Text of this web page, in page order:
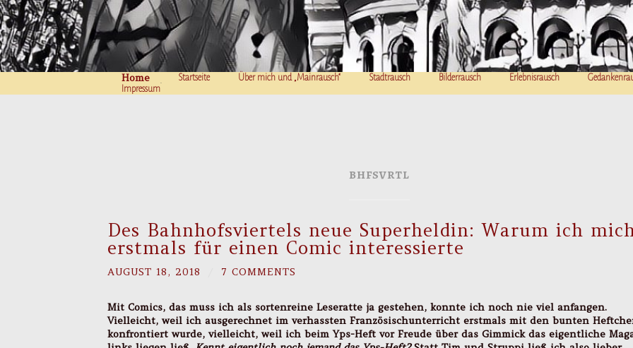
Home Startseite Über mich und „Mainrausch“ Stadtrausch Bilderrausch Erlebnisrausch
Impressum
BHFSVRTL
Des Bahnhofsviertels neue Superheldin: Warum ich
erstmals für einen Comic interessierte
AUGUST 18, 2018 7 COMMENTS
Mit Comics, das muss ich als sortenreine Leseratte ja gestehen, konnte ich noch nie viel anfangen.
Vielleicht, weil ich ausgerechnet im verhassten Französischunterricht erstmals mit den bunten
konfrontiert wurde, vielleicht, weil ich beim Yps-Heft vor Freude über das Gimmick das eigentliche